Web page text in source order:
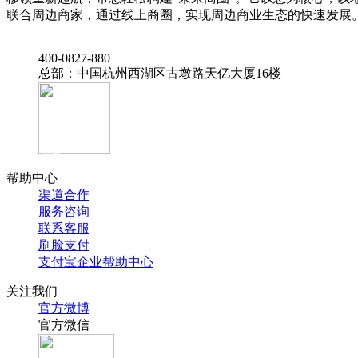
联合周边商家，通过线上商圈，实现周边商业生态的快速发展
‭400-0827-880
总部：中国杭州西湖区古墩路天亿大厦16楼
官方抖音
帮助中心
渠道合作
服务咨询
联系客服
刷脸支付
支付宝企业帮助中心
关注我们
官方微博
官方微信